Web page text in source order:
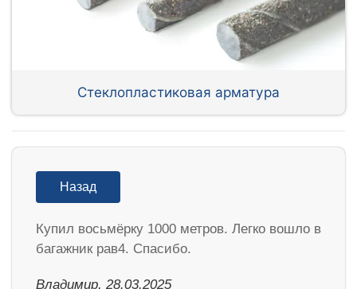
Стеклопластиковая арматура
Назад
Купил восьмёрку 1000 метров. Легко вошло в
багажник рав4. Спасибо.
Владимир, 28.03.2025